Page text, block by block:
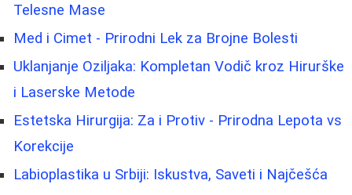
Telesne Mase
Med i Cimet - Prirodni Lek za Brojne Bolesti
Uklanjanje Oziljaka: Kompletan Vodič kroz Hirurške
i Laserske Metode
Estetska Hirurgija: Za i Protiv - Prirodna Lepota vs
Korekcije
Labioplastika u Srbiji: Iskustva, Saveti i Najčešća